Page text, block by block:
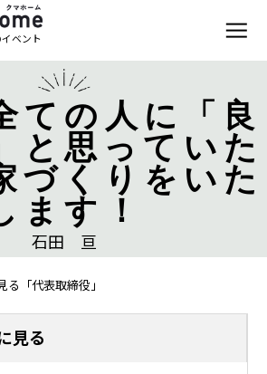
ベント
ての人に「良
と思っていた
づくりをいた
ます！
石田 亘
る「代表取締役」
見る